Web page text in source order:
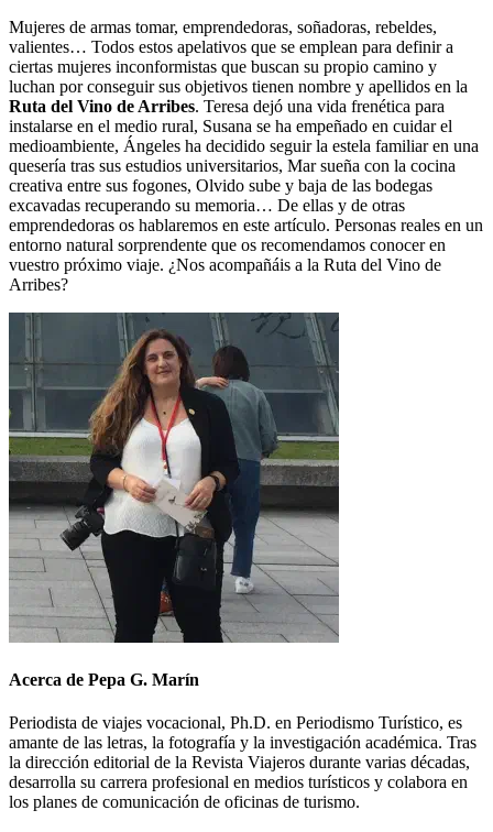
Mujeres de armas tomar, emprendedoras, soñadoras, rebeldes,
valientes… Todos estos apelativos que se emplean para definir a
ciertas mujeres inconformistas que buscan su propio camino y
luchan por conseguir sus objetivos tienen nombre y apellidos en la
Ruta del Vino de Arribes. Teresa dejó una vida frenética para
instalarse en el medio rural, Susana se ha empeñado en cuidar el
medioambiente, Ángeles ha decidido seguir la estela familiar en una
quesería tras sus estudios universitarios, Mar sueña con la cocina
creativa entre sus fogones, Olvido sube y baja de las bodegas
excavadas recuperando su memoria… De ellas y de otras
emprendedoras os hablaremos en este artículo. Personas reales en un
entorno natural sorprendente que os recomendamos conocer en
vuestro próximo viaje. ¿Nos acompañáis a la Ruta del Vino de
Arribes?
Acerca de Pepa G. Marín
Periodista de viajes vocacional, Ph.D. en Periodismo Turístico, es
amante de las letras, la fotografía y la investigación académica. Tras
la dirección editorial de la Revista Viajeros durante varias décadas,
desarrolla su carrera profesional en medios turísticos y colabora en
los planes de comunicación de oficinas de turismo.